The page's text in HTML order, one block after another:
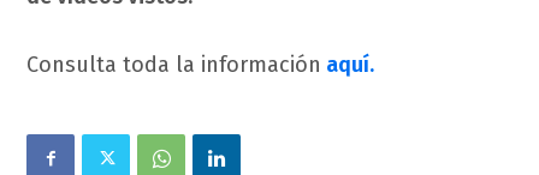
Consulta toda la información aquí.